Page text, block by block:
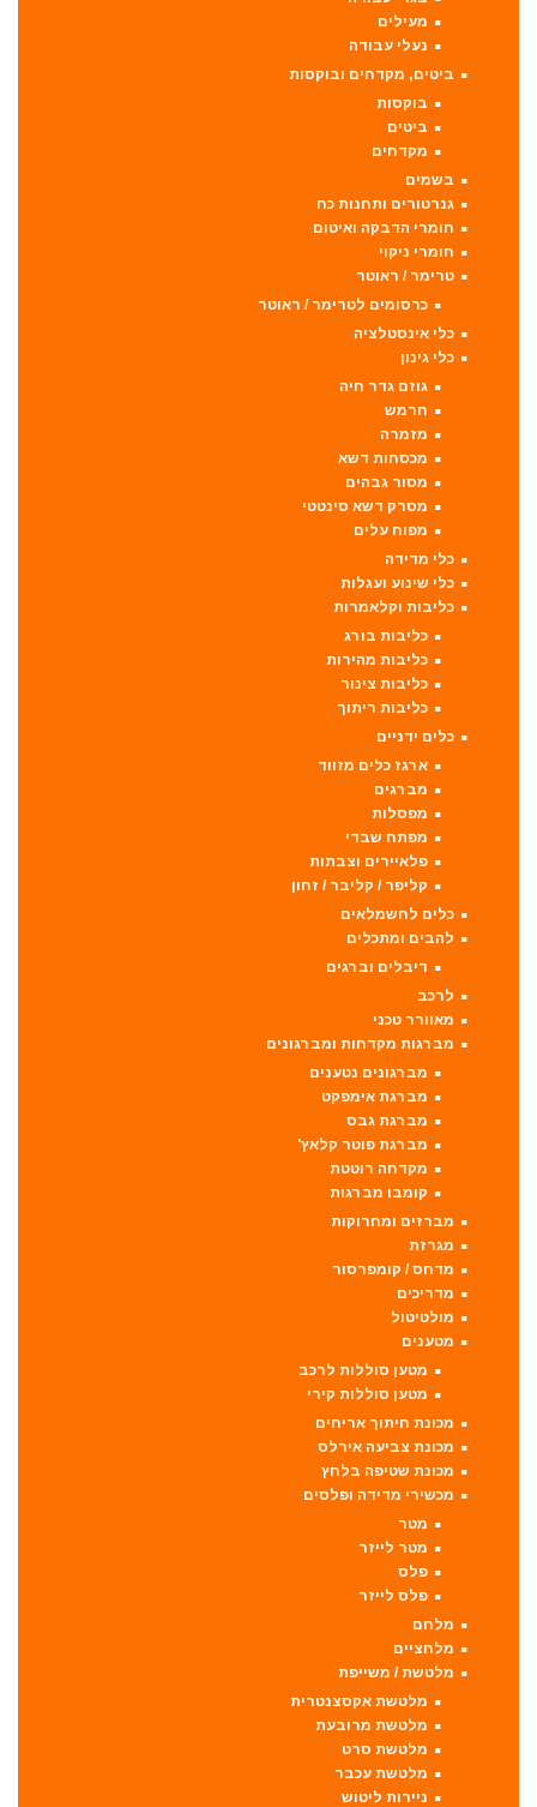
מעילים
נעלי עבודה
ביטים, מקדחים ובוקסות
בוקסות
ביטים
מקדחים
בשמים
גנרטורים ותחנות כח
חומרי הדבקה ואיטום
חומרי ניקוי
טרימר / ראוטר
כרסומים לטרימר / ראוטר
כלי אינסטלציה
כלי גינון
גוזם גדר חיה
חרמש
מזמרה
מכסחות דשא
מסור גבהים
מסרק דשא סינטטי
מפוח עלים
כלי מדידה
כלי שינוע ועגלות
כליבות וקלאמרות
כליבות בורג
כליבות מהירות
כליבות צינור
כליבות ריתוך
כלים ידניים
ארגז כלים מזווד
מברגים
מפסלות
מפתח שבדי
פלאיירים וצבתות
קליפר / קליבר / זחון
כלים לחשמלאים
להבים ומתכלים
דיבלים וברגים
לרכב
מאוורר טכני
מברגות מקדחות ומברגונים
מברגונים נטענים
מברגת אימפקט
מברגת גבס
מברגת פוטר קלאץ'
מקדחה רוטטת
קומבו מברגות
מברזים ומחרוקות
מגרזת
מדחס / קומפרסור
מדריכים
מולטיטול
מטענים
מטען סוללות לרכב
מטען סוללות קירי
מכונת חיתוך אריחים
מכונת צביעה אירלס
מכונת שטיפה בלחץ
מכשירי מדידה ופלסים
מטר
מטר לייזר
פלס
פלס לייזר
מלחם
מלחציים
מלטשת / משייפת
מלטשת אקסצנטרית
מלטשת מרובעת
מלטשת סרט
מלטשת עכבר
ניירות ליטוש